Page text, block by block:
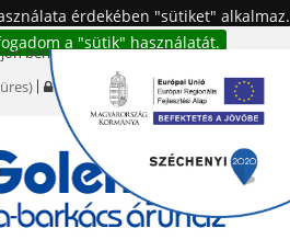
érdekében "sütiket" alkalmaz.
a "sütik" használatát.
bennünket!:+36 20 977-6494
Bejelentkezés